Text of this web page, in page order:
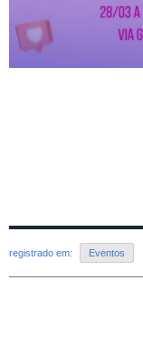
registrado em: Eventos